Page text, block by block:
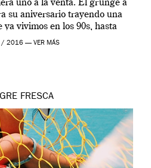
uno a la venta. El grunge a
su aniversario trayendo una
vivimos en los 90s, hasta
días. […]
/ 2016 — VER MÁS
FRESCA